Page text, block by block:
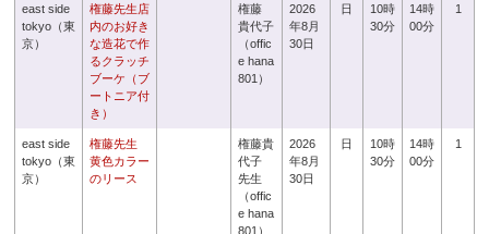
east side
tokyo（東
京）
権藤先生店
内のお好き
な造花で作
るクラッチ
ブーケ（ブ
ートニア付
き）
権藤
貴代子
（offic
e hana
801）
2026
年8月
30日
日
10時
30分
14時
00分
1
east side
tokyo（東
京）
権藤先生
黄色カラー
のリース
権藤貴
代子
先生
（offic
e hana
801）
2026
年8月
30日
日
10時
30分
14時
00分
1